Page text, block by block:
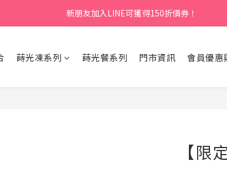
新朋友加入LINE可獲得150折價券！
蒔光凍系列 蒔光餐系列 門市資訊 會員優惠
【